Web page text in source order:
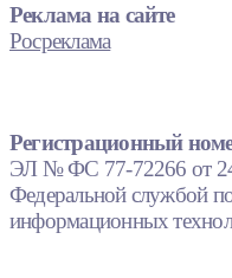
Реклама на сайте
Росреклама
Регистрационный
ЭЛ № ФС 77-72266 от
Федеральной службой
информационных